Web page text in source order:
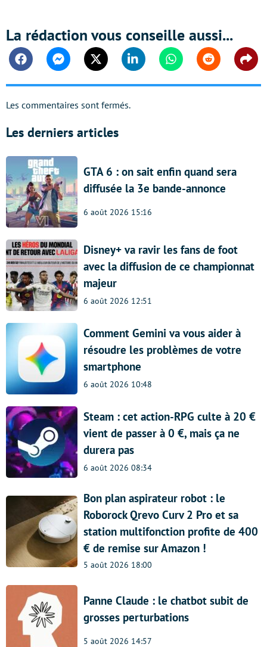
La rédaction vous conseille aussi...
FacebookMessengerTwitter Linkedin WhatsappReddit
Les commentaires sont fermés.
Les derniers articles
GTA 6 : on sait enfin quand sera
diffusée la 3e bande-annonce
6 août 2026 15:16
Disney+ va ravir les fans de foot
avec la diffusion de ce championnat
majeur
6 août 2026 12:51
Comment Gemini va vous aider à
résoudre les problèmes de votre
smartphone
6 août 2026 10:48
Steam : cet action-RPG culte à 20 €
vient de passer à 0 €, mais ça ne
durera pas
6 août 2026 08:34
Bon plan aspirateur robot : le
Roborock Qrevo Curv 2 Pro et sa
station multifonction profite de 400
€ de remise sur Amazon !
5 août 2026 18:00
Panne Claude : le chatbot subit de
grosses perturbations
5 août 2026 14:57